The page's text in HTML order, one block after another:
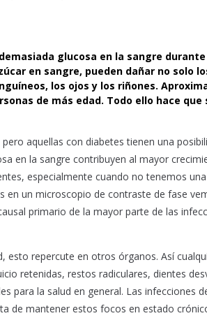
glucosa en la sangre
en sangre, pueden dañar no solo
los ojos y los riñones.
de más edad. Todo ello hace
aquellas con diabetes tienen una
en la sangre contribuyen al mayor
especialmente cuando no tenemos
un microscopio de contraste de fase
primario de la mayor parte de las
esto repercute en otros órganos. Así
retenidas, restos radiculares, dientes
para la salud en general. Las infecciones
de mantener estos focos en estado